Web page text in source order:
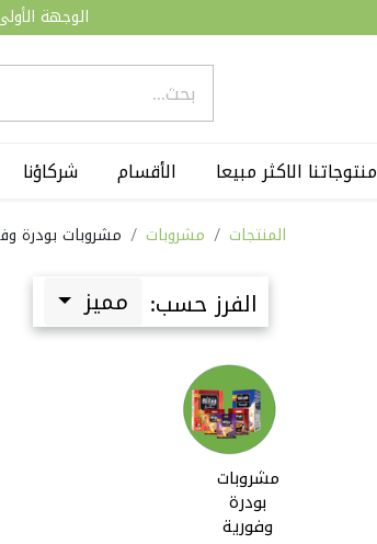
الوجهة
منتوجاتنا الاكثر مبيعا الأقسام شركاؤنا
المنتجات مشروبات مشروبات بودرة
الفرز حسب: مميز
مشروبات
بودرة
وفورية